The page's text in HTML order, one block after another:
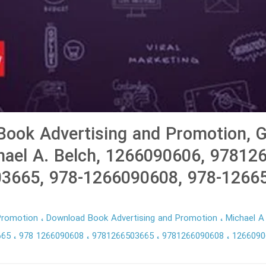
Advertising and Promotion,
A. Belch, 1266090606,
978-1266090608, 978-
Download Book Advertising and Promotion Michael
978 1266090608 9781266503665 9781266090608